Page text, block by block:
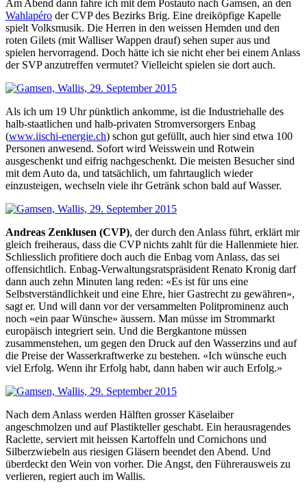
Am Abend dann fahre ich mit dem Postauto nach Gamsen, an den
Wahlapéro der CVP des Bezirks Brig. Eine dreiköpfige Kapelle
spielt Volksmusik. Die Herren in den weissen Hemden und den
roten Gilets (mit Walliser Wappen drauf) sehen super aus und
spielen hervorragend. Doch hätte ich sie nicht eher bei einem Anlass
der SVP anzutreffen vermutet? Vielleicht spielen sie dort auch.
Als ich um 19 Uhr pünktlich ankomme, ist die Industriehalle des
halb-staatlichen und halb-privaten Stromversorgers Enbag
(www.iischi-energie.ch) schon gut gefüllt, auch hier sind etwa 100
Personen anwesend. Sofort wird Weisswein und Rotwein
ausgeschenkt und eifrig nachgeschenkt. Die meisten Besucher sind
mit dem Auto da, und tatsächlich, um fahrtauglich wieder
einzusteigen, wechseln viele ihr Getränk schon bald auf Wasser.
Andreas Zenklusen (CVP), der durch den Anlass führt, erklärt mir
gleich freiheraus, dass die CVP nichts zahlt für die Hallenmiete hier.
Schliesslich profitiere doch auch die Enbag vom Anlass, das sei
offensichtlich. Enbag-Verwaltungsratspräsident Renato Kronig darf
dann auch zehn Minuten lang reden: «Es ist für uns eine
Selbstverständlichkeit und eine Ehre, hier Gastrecht zu gewähren»,
sagt er. Und will dann vor der versammelten Politprominenz auch
noch «ein paar Wünsche» äussern. Man müsse im Strommarkt
europäisch integriert sein. Und die Bergkantone müssen
zusammenstehen, um gegen den Druck auf den Wasserzins und auf
die Preise der Wasserkraftwerke zu bestehen. «Ich wünsche euch
viel Erfolg. Wenn ihr Erfolg habt, dann haben wir auch Erfolg.»
Nach dem Anlass werden Hälften grosser Käselaiber
angeschmolzen und auf Plastikteller geschabt. Ein herausragendes
Raclette, serviert mit heissen Kartoffeln und Cornichons und
Silberzwiebeln aus riesigen Gläsern beendet den Abend. Und
überdeckt den Wein von vorher. Die Angst, den Führerausweis zu
verlieren, regiert auch im Wallis.